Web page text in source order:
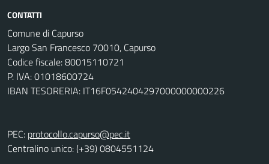
CONTATTI
Comune di Capurso
Largo San Francesco 70010, Capurso
Codice fiscale: 80015110721
P. IVA: 01018600724
IBAN TESORERIA: IT16F0542404297000000000226
PEC: protocollo.capurso@pec.it
Centralino unico: (+39) 0804551124